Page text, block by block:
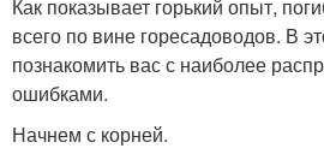
Как показывает горький опыт,
всего по вине горесадоводов. В
познакомить вас с наиболее
ошибками.
Начнем с корней.